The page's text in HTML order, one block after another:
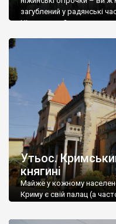
загублений у радянські
Ніжин греки?
Утьос.
княгині
Майже у кожному
Криму є свій палац (а